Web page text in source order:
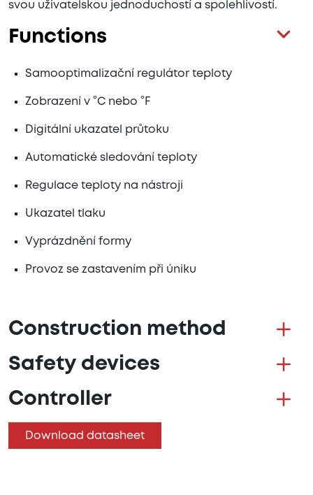
svou uživatelskou jednoduchostí a spolehlivostí.
Functions
Samooptimalizační regulátor teploty
Zobrazení v °C nebo °F
Digitální ukazatel průtoku
Automatické sledování teploty
Regulace teploty na nástroji
Ukazatel tlaku
Vyprázdnění formy
Provoz se zastavením při úniku
Construction method
Safety devices
Controller
Download datasheet